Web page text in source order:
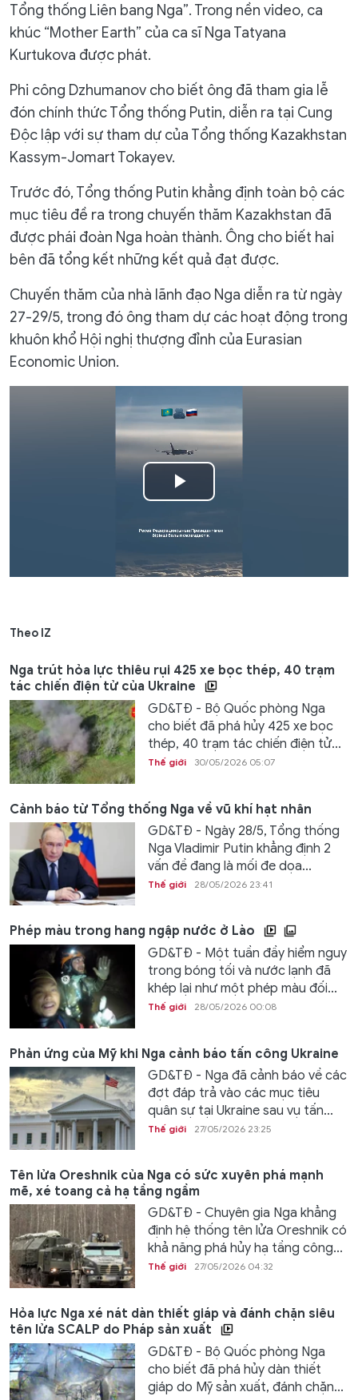
Tổng thống Liên bang Nga”. Trong nền video, ca
khúc “Mother Earth” của ca sĩ Nga Tatyana
Kurtukova được phát.
Phi công Dzhumanov cho biết ông đã tham gia lễ
đón chính thức Tổng thống Putin, diễn ra tại Cung
Độc lập với sự tham dự của Tổng thống Kazakhstan
Kassym-Jomart Tokayev.
Trước đó, Tổng thống Putin khẳng định toàn bộ các
mục tiêu đề ra trong chuyến thăm Kazakhstan đã
được phái đoàn Nga hoàn thành. Ông cho biết hai
bên đã tổng kết những kết quả đạt được.
Chuyến thăm của nhà lãnh đạo Nga diễn ra từ ngày
27-29/5, trong đó ông tham dự các hoạt động trong
khuôn khổ Hội nghị thượng đỉnh của Eurasian
Economic Union.
Play
Video
Theo IZ
Nga trút hỏa lực thiêu rụi 425 xe bọc thép, 40 trạm
tác chiến điện tử của Ukraine
GD&TĐ - Bộ Quốc phòng Nga
cho biết đã phá hủy 425 xe bọc
thép, 40 trạm tác chiến điện tử...
Thế giới 30/05/2026 05:07
Cảnh báo từ Tổng thống Nga về vũ khí hạt nhân
GD&TĐ - Ngày 28/5, Tổng thống
Nga Vladimir Putin khẳng định 2
vấn đề đang là mối đe dọa...
Thế giới 28/05/2026 23:41
Phép màu trong hang ngập nước ở Lào
GD&TĐ - Một tuần đầy hiểm nguy
trong bóng tối và nước lạnh đã
khép lại như một phép màu đối...
Thế giới 28/05/2026 00:08
Phản ứng của Mỹ khi Nga cảnh báo tấn công Ukraine
GD&TĐ - Nga đã cảnh báo về các
đợt đáp trả vào các mục tiêu
quân sự tại Ukraine sau vụ tấn...
Thế giới 27/05/2026 23:25
Tên lửa Oreshnik của Nga có sức xuyên phá mạnh
mẽ, xé toang cả hạ tầng ngầm
GD&TĐ - Chuyên gia Nga khẳng
định hệ thống tên lửa Oreshnik có
khả năng phá hủy hạ tầng công...
Thế giới 27/05/2026 04:32
Hỏa lực Nga xé nát dàn thiết giáp và đánh chặn siêu
tên lửa SCALP do Pháp sản xuất
GD&TĐ - Bộ Quốc phòng Nga
cho biết đã phá hủy dàn thiết
giáp do Mỹ sản xuất, đánh chặn...